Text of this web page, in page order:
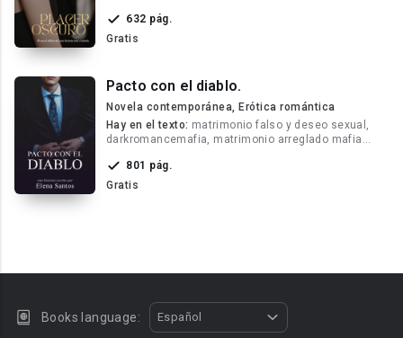
632 pág.
Gratis
Pacto con el diablo.
Novela contemporánea, Erótica romántica
Hay en el texto: matrimonio falso y deseo sexual,
darkromancemafia, matrimonio arreglado mafia
801 pág.
Gratis
Books language: Español